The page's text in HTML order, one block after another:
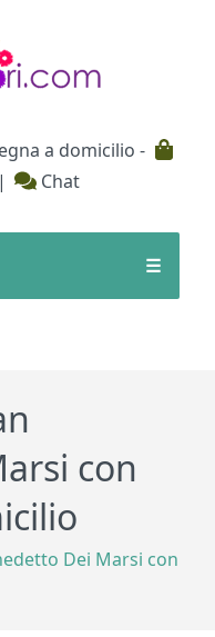
a domicilio -
| Chat
☰
con
Dei Marsi con